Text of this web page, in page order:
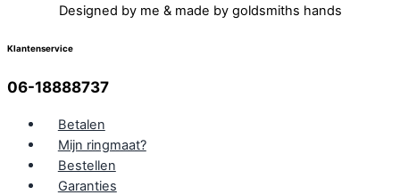
Designed by me & made by goldsmiths hands
Klantenservice
06-18888737
Betalen
Mijn ringmaat?
Bestellen
Garanties